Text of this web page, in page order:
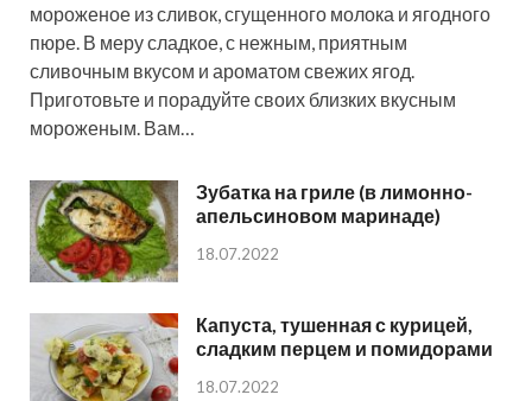
мороженое из сливок, сгущенного молока и ягодного
пюре. В меру сладкое, с нежным, приятным
сливочным вкусом и ароматом свежих ягод.
Приготовьте и порадуйте своих близких вкусным
мороженым. Вам…
Зубатка на гриле (в лимонно-
апельсиновом маринаде)
18.07.2022
Капуста, тушенная с курицей,
сладким перцем и помидорами
18.07.2022